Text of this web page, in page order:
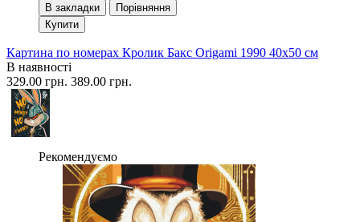
В закладки
Порівняння
Купити
Картина по номерах Кролик Бакс Origami 1990 40x50 см
В наявності
329.00 грн. 389.00 грн.
Рекомендуємо